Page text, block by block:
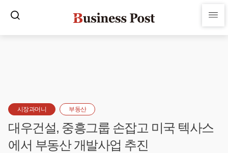
시장과머니 부동산
대우건설, 중흥그룹 손잡고 미국 텍사스
에서 부동산 개발사업 추진